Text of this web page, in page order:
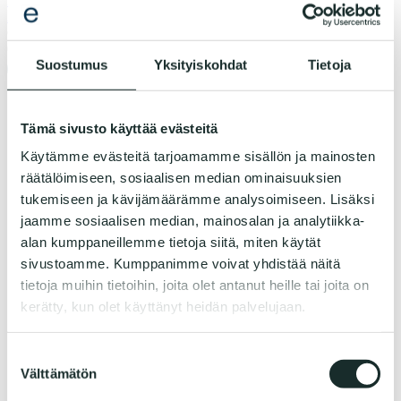
Suostumus Yksityiskohdat Tietoja
Tämä sivusto käyttää evästeitä
Käytämme evästeitä tarjoamamme sisällön ja mainosten
räätälöimiseen, sosiaalisen median ominaisuuksien
tukemiseen ja kävijämäärämme analysoimiseen. Lisäksi
jaamme sosiaalisen median, mainosalan ja analytiikka-
alan kumppaneillemme tietoja siitä, miten käytät
sivustoamme. Kumppanimme voivat yhdistää näitä
tietoja muihin tietoihin, joita olet antanut heille tai joita on
kerätty, kun olet käyttänyt heidän palvelujaan.
valinta
Välttämätön
Aloita
Energia & Arjen tasapaino
Liikunta & Kestävyys
Esivaihdevuodet
EvoCoach
EvoHomme
The Athlete’s Blueprint
Kestävyys & Palautuminen
Ravitsemus & Paino
Voima & Suorituskyky
EvoCoach
Geenitestit
Kokemuksia